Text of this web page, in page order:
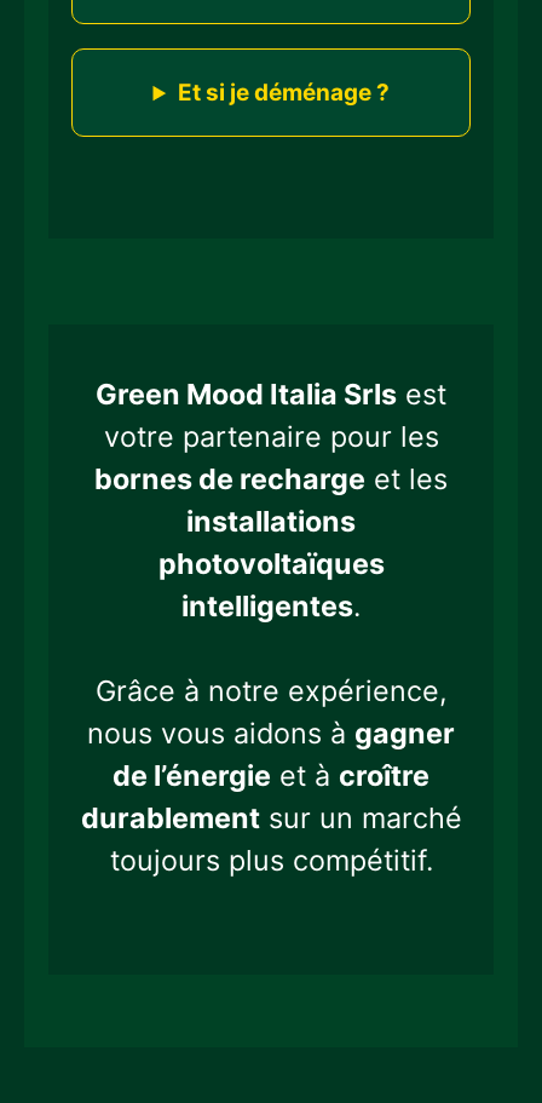
Et si je déménage ?
Green Mood Italia Srls est
votre partenaire pour les
bornes de recharge et les
installations
photovoltaïques
intelligentes.
Grâce à notre expérience,
nous vous aidons à gagner
de l’énergie et à croître
durablementsur un marché
toujours plus compétitif.